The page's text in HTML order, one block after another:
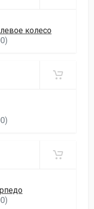
колесо